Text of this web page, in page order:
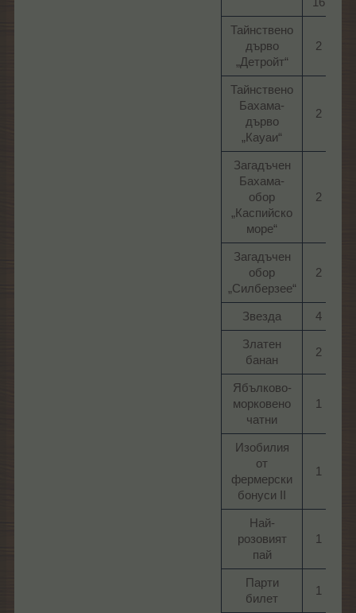
Тайнствено
дърво
„Детройт“​
2​
Тайнствено
Бахама-
дърво
„Кауаи“​
2​
Загадъчен
Бахама-
обор
„Каспийско
море“​
2​
Загадъчен
обор
„Силберзее“​
2​
Звезда​ 4​
Златен
банан​
2​
Ябълково-
морковено
чатни​
1​
Изобилия
от
фермерски
бонуси II​
1​
Най-
розовият
пай​
1​
Парти
билет​
1​